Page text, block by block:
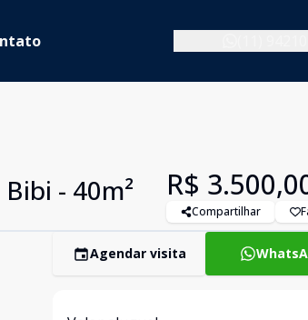
- 40m² R$
Compartilhar
Agendar visita